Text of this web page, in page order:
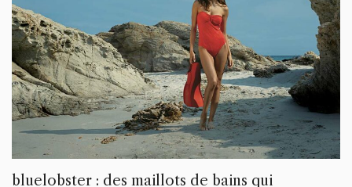
bluelobster : des maillots de bains qui